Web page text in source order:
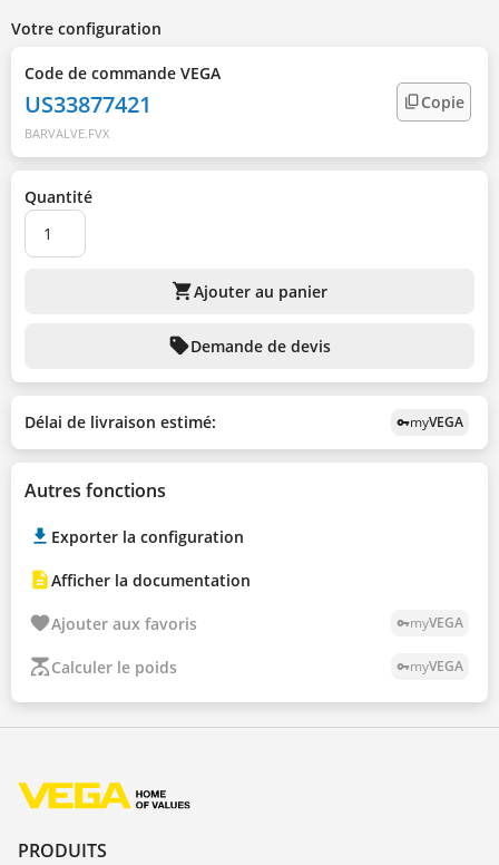
Votre configuration
Code de commande VEGA
US33877421
BARVALVE.FVX
Copie
Quantité
shopping_cartAjouter au panier
sellDemande de devis
Délai de livraison estimé: vpn_keymyVEGA
Autres fonctions
Exporter la configuration
Afficher la documentation
Ajouter aux favoris vpn_keymyVEGA
Calculer le poids vpn_keymyVEGA
PRODUITS